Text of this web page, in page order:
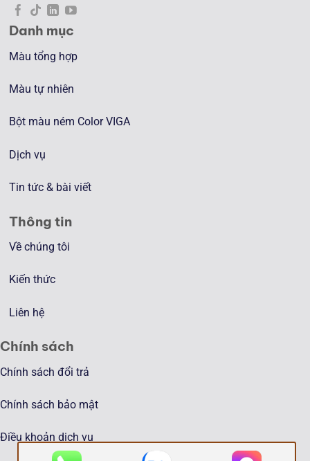
Danh mục
Màu tổng hợp
Màu tự nhiên
Bột màu ném Color VIGA
Dịch vụ
Tin tức & bài viết
Thông tin
Về chúng tôi
Kiến thức
Liên hệ
Chính sách
Chính sách đổi trả
Chính sách bảo mật
Điều khoản dịch vụ